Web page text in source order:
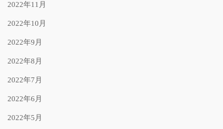
2022年11月
2022年10月
2022年9月
2022年8月
2022年7月
2022年6月
2022年5月